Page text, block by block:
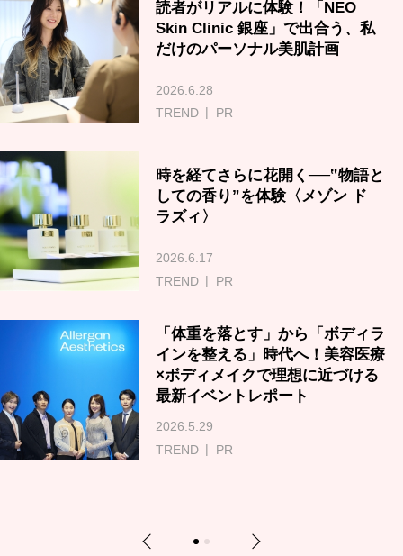
読者がリアルに体験！「NEO
Skin Clinic 銀座」で出合う、私
だけのパーソナル美肌計画
2026.6.28
TREND
PR
時を経てさらに花開く──‟物語と
しての香り”を体験〈メゾン ド
ラズィ〉
2026.6.17
TREND
PR
「体重を落とす」から「ボディラ
インを整える」時代へ！美容医療
×ボディメイクで理想に近づける
最新イベントレポート
2026.5.29
TREND
PR
Previous 1 2 Next